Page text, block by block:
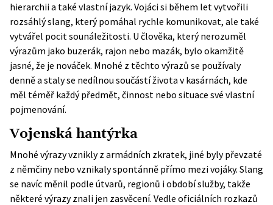
hierarchii a také vlastní jazyk. Vojáci si během let vytvořili
rozsáhlý slang, který pomáhal rychle komunikovat, ale také
vytvářel pocit sounáležitosti. U člověka, který nerozuměl
výrazům jako buzerák, rajon nebo mazák, bylo okamžitě
jasné, že je nováček. Mnohé z těchto výrazů se používaly
denně a staly se nedílnou součástí života v kasárnách, kde
měl téměř každý předmět, činnost nebo situace své vlastní
pojmenování.
Vojenská hantýrka
Mnohé výrazy vznikly z armádních zkratek, jiné byly převzaté
z němčiny nebo vznikaly spontánně přímo mezi vojáky. Slang
se navíc měnil podle útvarů, regionů i období služby, takže
některé výrazy znali jen zasvěcení. Vedle oficiálních rozkazů